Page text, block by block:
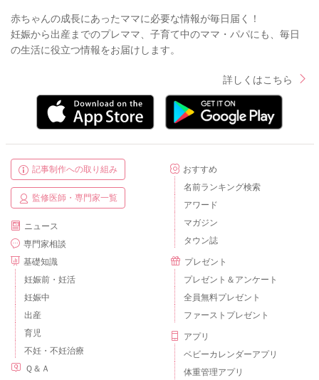
赤ちゃんの成長にあったママに必要な情報が毎日届く！
妊娠から出産までのプレママ、子育て中のママ・パパにも、毎日
の生活に役立つ情報をお届けします。
詳しくはこちら
記事制作への取り組み
監修医師・専門家一覧
ニュース
専門家相談
基礎知識
妊娠前・妊活
妊娠中
出産
育児
不妊・不妊治療
Ｑ＆Ａ
おすすめ
名前ランキング検索
アワード
マガジン
タウン誌
プレゼント
プレゼント＆アンケート
全員無料プレゼント
ファーストプレゼント
アプリ
ベビーカレンダーアプリ
体重管理アプリ